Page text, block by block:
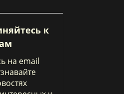
к
на email